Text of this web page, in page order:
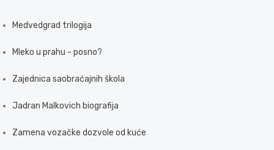
Medvedgrad trilogija
Mleko u prahu - posno?
Zajednica saobraćajnih škola
Jadran Malkovich biografija
Zamena vozačke dozvole od kuće